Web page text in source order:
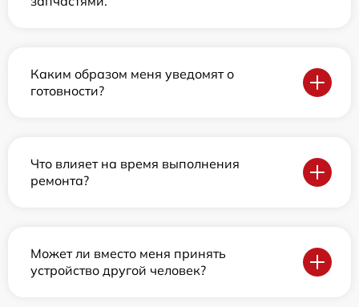
Каким образом меня уведомят о
готовности?
Что влияет на время выполнения
ремонта?
Может ли вместо меня принять
устройство другой человек?